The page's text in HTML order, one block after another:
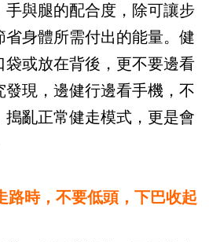
手與腿的配合度，除可讓步
身體所需付出的能量。健
袋或放在背後，更不要邊看
現，邊健行邊看手機，不
亂正常健走模式，更是會
路時，不要低頭，下巴收起